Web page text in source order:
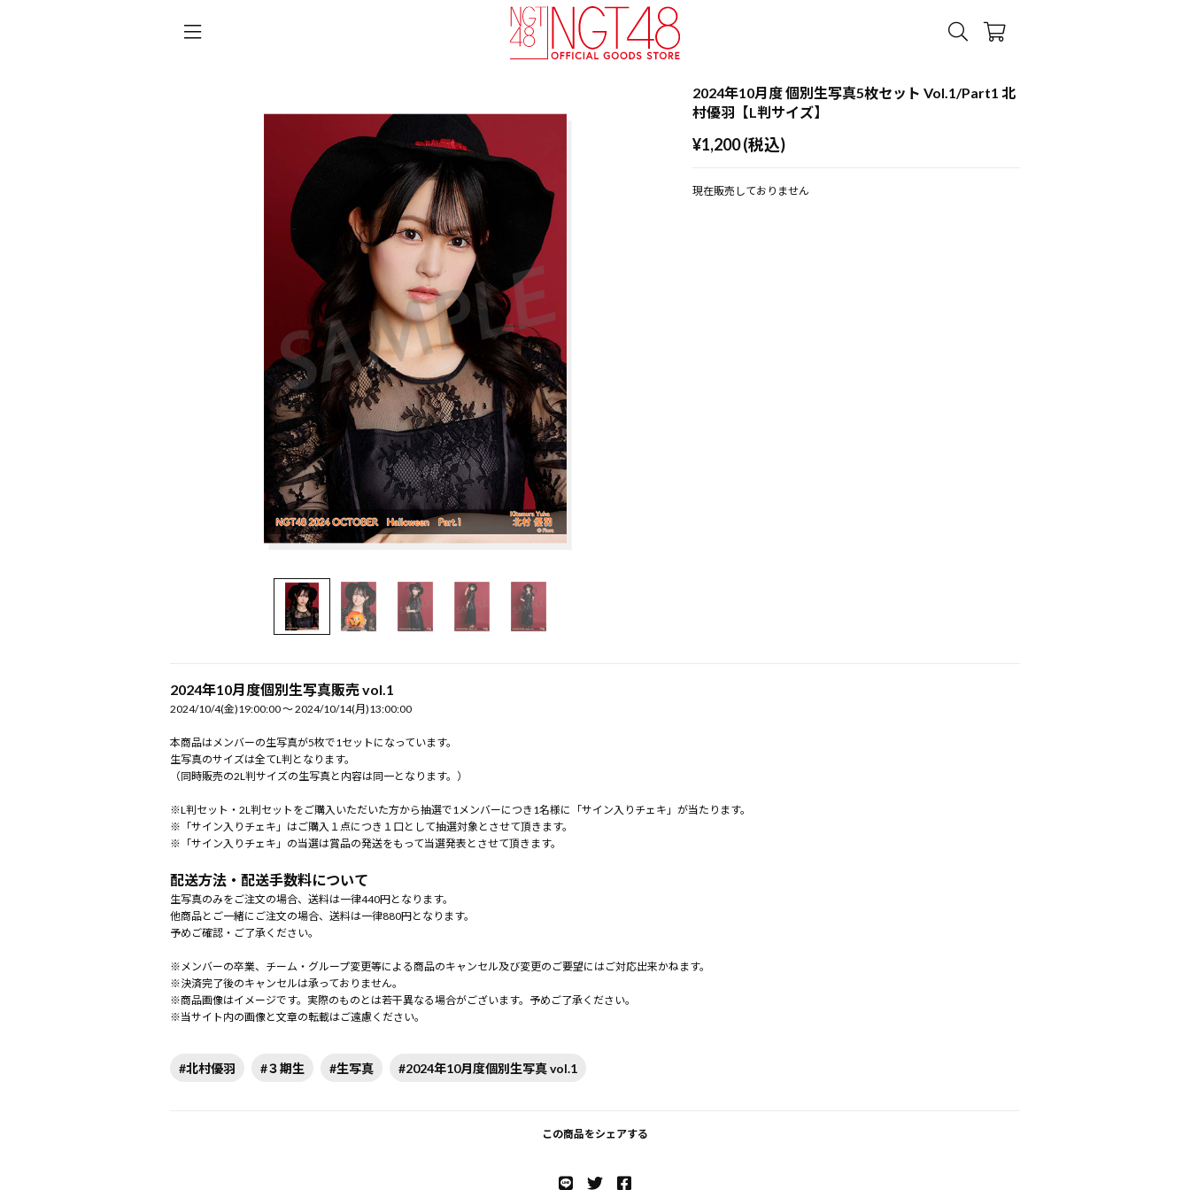
2024年10月度 個別生写真5枚セット Vol.1/Part1 北
村優羽【L判サイズ】
¥1,200 (税込)
現在販売しておりません
2024年10月度個別生写真販売 vol.1
2024/10/4(金)19:00:00 〜 2024/10/14(月)13:00:00
本商品はメンバーの生写真が5枚で1セットになっています。
生写真のサイズは全てL判となります。
（同時販売の2L判サイズの生写真と内容は同一となります。）
※L判セット・2L判セットをご購入いただいた方から抽選で1メンバーにつき1名様に「サイン入りチェキ」が当たります。
※「サイン入りチェキ」はご購入１点につき１口として抽選対象とさせて頂きます。
※「サイン入りチェキ」の当選は賞品の発送をもって当選発表とさせて頂きます。
配送方法・配送手数料について
生写真のみをご注文の場合、送料は一律440円となります。
他商品とご一緒にご注文の場合、送料は一律880円となります。
予めご確認・ご了承ください。
※メンバーの卒業、チーム・グループ変更等による商品のキャンセル及び変更のご要望にはご対応出来かねます。
※決済完了後のキャンセルは承っておりません。
※商品画像はイメージです。実際のものとは若干異なる場合がございます。予めご了承ください。
※当サイト内の画像と文章の転載はご遠慮ください。
#北村優羽 #３期生 #生写真 #2024年10月度個別生写真 vol.1
この商品をシェアする